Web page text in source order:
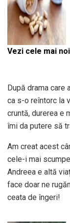
Vezi cele mai
După drama care
ca s-o reîntorc la
cruntă, durerea e
îmi da putere să
Am creat acest
cele-i mai
Andreea e altă
face doar ne
ceata de îngeri!